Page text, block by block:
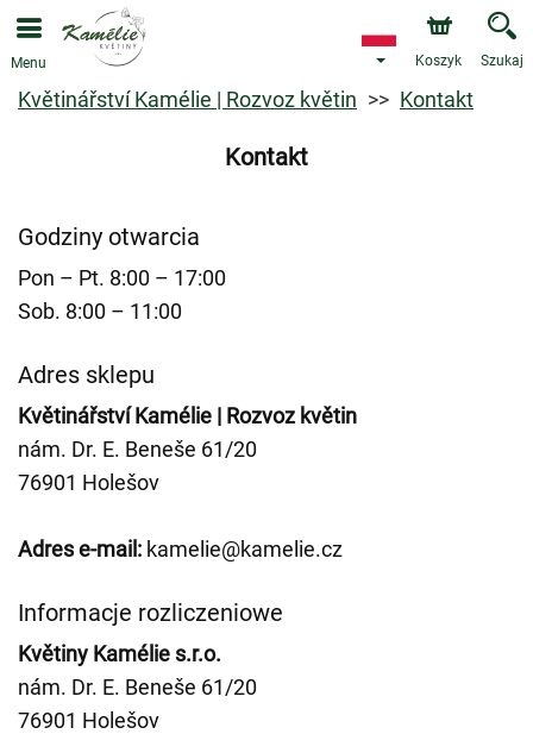
Menu Koszyk Szukaj
Květinářství Kamélie | Rozvoz květin Kontakt
Kontakt
Godziny otwarcia
Pon – Pt. 8:00 – 17:00
Sob. 8:00 – 11:00
Adres sklepu
Květinářství Kamélie | Rozvoz květin
nám. Dr. E. Beneše 61/20
76901 Holešov
Adres e-mail: kamelie@kamelie.cz
Informacje rozliczeniowe
Květiny Kamélie s.r.o.
nám. Dr. E. Beneše 61/20
76901 Holešov